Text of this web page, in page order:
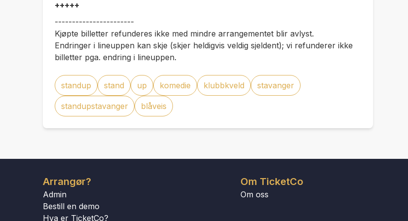
+++++
-----------------------
Kjøpte billetter refunderes ikke med mindre arrangementet blir avlyst.
Endringer i lineuppen kan skje (skjer heldigvis veldig sjeldent); vi refunderer ikke
billetter pga. endring i lineuppen.
standup stand up komedie klubbkveld stavanger
standupstavanger blåveis
Arrangør?
Admin
Bestill en demo
Hva er TicketCo?
Om TicketCo
Om oss